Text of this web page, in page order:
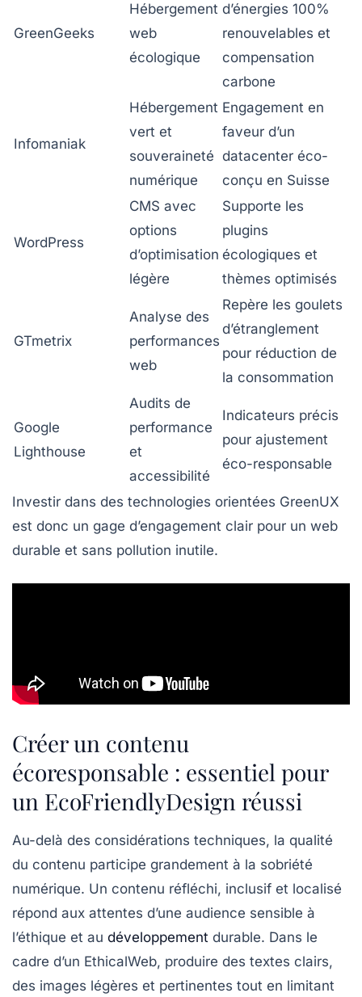
GreenGeeks
Hébergement
web
écologique
d’énergies 100%
renouvelables et
compensation
carbone
Infomaniak
Hébergement
vert et
souveraineté
numérique
Engagement en
faveur d’un
datacenter éco-
conçu en Suisse
WordPress
CMS avec
options
d’optimisation
légère
Supporte les
plugins
écologiques et
thèmes optimisés
GTmetrix
Analyse des
performances
web
Repère les goulets
d’étranglement
pour réduction de
la consommation
Google
Lighthouse
Audits de
performance
et
accessibilité
Indicateurs précis
pour ajustement
éco-responsable
Investir dans des technologies orientées GreenUX
est donc un gage d’engagement clair pour un web
durable et sans pollution inutile.
Créer un contenu
écoresponsable : essentiel pour
un EcoFriendlyDesign réussi
Au-delà des considérations techniques, la qualité
du contenu participe grandement à la sobriété
numérique. Un contenu réfléchi, inclusif et localisé
répond aux attentes d’une audience sensible à
l’éthique et au développement durable. Dans le
cadre d’un EthicalWeb, produire des textes clairs,
des images légères et pertinentes tout en limitant